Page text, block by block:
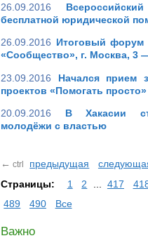
26.09.2016
бесплатной юридической
26.09.2016 Итоговый форум
«Сообщество», г. Москва, 3
23.09.2016
Начался прием
проектов «Помогать просто»
20.09.2016
В Хакасии
молодёжи с властью
← ctrl предыдущая
Страницы:
1 2 417
489
490 Все
Важно